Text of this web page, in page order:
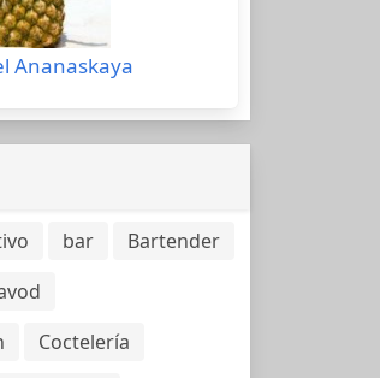
Ananaskaya
bar
Bartender
Coctelería